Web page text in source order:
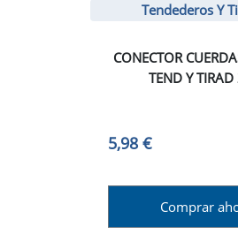
Tendederos Y
CONECTOR
TEND Y
5,98 €
Comprar